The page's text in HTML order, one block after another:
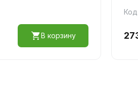
В корзину